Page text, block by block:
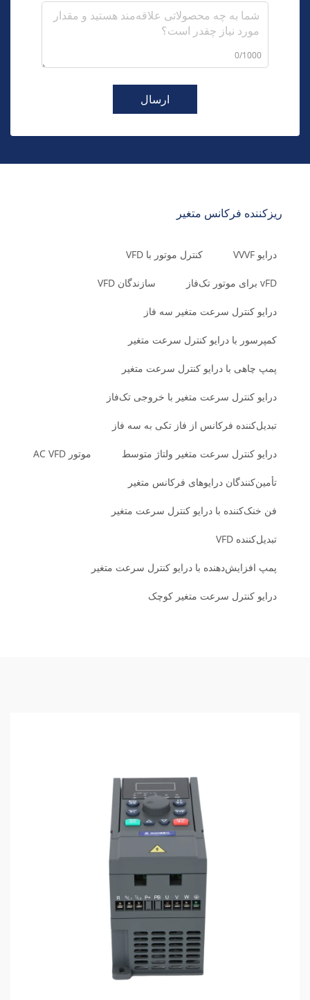
0/1000
ارسال
ریزکننده فرکانس متغیر
درایو VVVF کنترل موتور با VFD
vFD برای موتور تک‌فاز سازندگان VFD
درایو کنترل سرعت متغیر سه فاز
کمپرسور با درایو کنترل سرعت متغیر
پمپ چاهی با درایو کنترل سرعت متغیر
درایو کنترل سرعت متغیر با خروجی تک‌فاز
تبدیل‌کننده فرکانس از فاز تکی به سه فاز
درایو کنترل سرعت متغیر ولتاژ متوسط موتور AC VFD
تأمین‌کنندگان درایوهای فرکانس متغیر
فن خنک‌کننده با درایو کنترل سرعت متغیر
تبدیل‌کننده VFD
پمپ افزایش‌دهنده با درایو کنترل سرعت متغیر
درایو کنترل سرعت متغیر کوچک